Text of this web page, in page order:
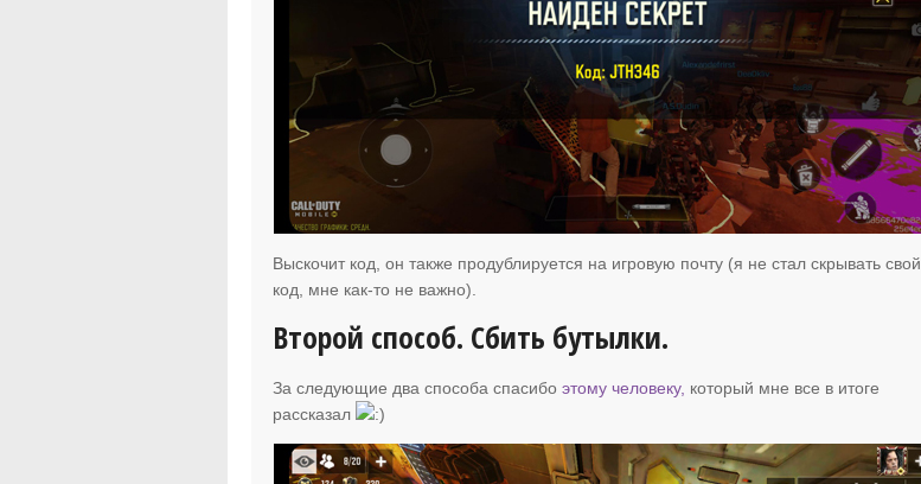
Выскочит код, он также продублируется на игровую почту (я не стал скрывать свой
код, мне как-то не важно).
Второй способ. Сбить бутылки.
За следующие два способа спасибоэтому человеку, который мне все в итоге
рассказал